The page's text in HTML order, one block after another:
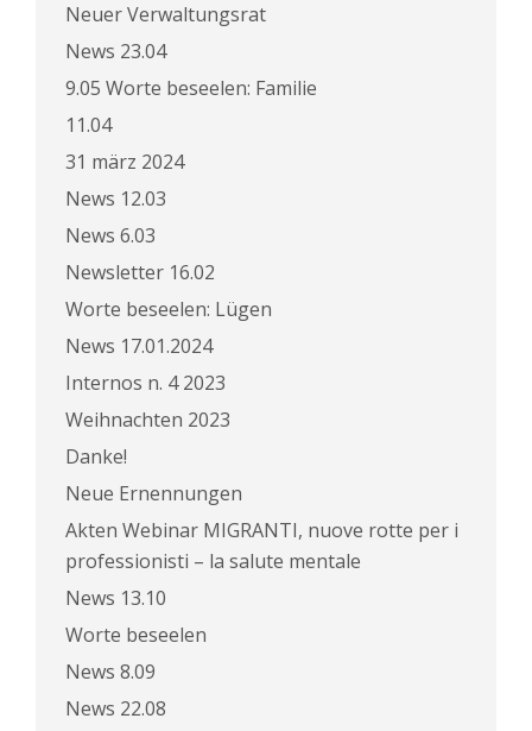
Neuer Verwaltungsrat
News 23.04
9.05 Worte beseelen: Familie
11.04
31 märz 2024
News 12.03
News 6.03
Newsletter 16.02
Worte beseelen: Lügen
News 17.01.2024
Internos n. 4 2023
Weihnachten 2023
Danke!
Neue Ernennungen
Akten Webinar MIGRANTI, nuove rotte per i
professionisti – la salute mentale
News 13.10
Worte beseelen
News 8.09
News 22.08